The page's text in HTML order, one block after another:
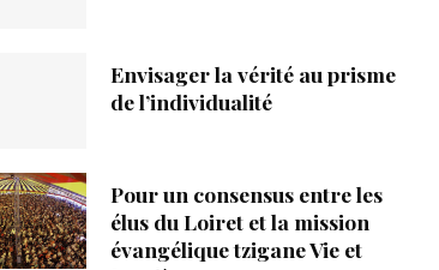
Envisager la vérité au prisme
de l’individualité
Pour un consensus entre les
élus du Loiret et la mission
évangélique tzigane Vie et